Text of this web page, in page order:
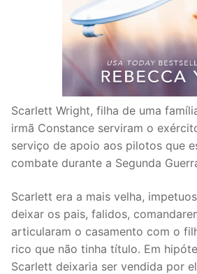
Scarlett Wright, filha de uma
irmã Constance serviram o
serviço de apoio aos pilotos que
combate durante a Segunda
Scarlett era a mais velha,
deixar os pais, falidos,
articularam o casamento com o
rico que não tinha título. Em
Scarlett deixaria ser vendida por